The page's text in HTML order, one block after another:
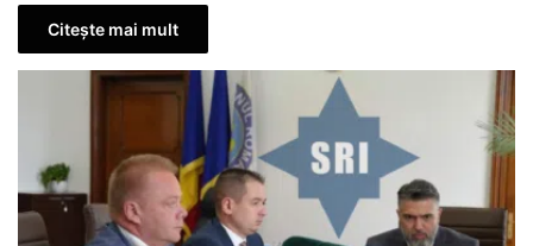
Citește mai mult